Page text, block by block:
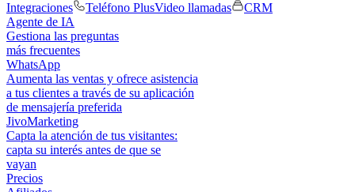
Integraciones
Teléfono PlusVideo llamadas
CRM
Agente de IA
Gestiona las preguntas
más frecuentes
WhatsApp
Aumenta las ventas y ofrece asistencia
a tus clientes a través de su aplicación
de mensajería preferida
JivoMarketing
Capta la atención de tus visitantes:
capta su interés antes de que se
vayan
Precios